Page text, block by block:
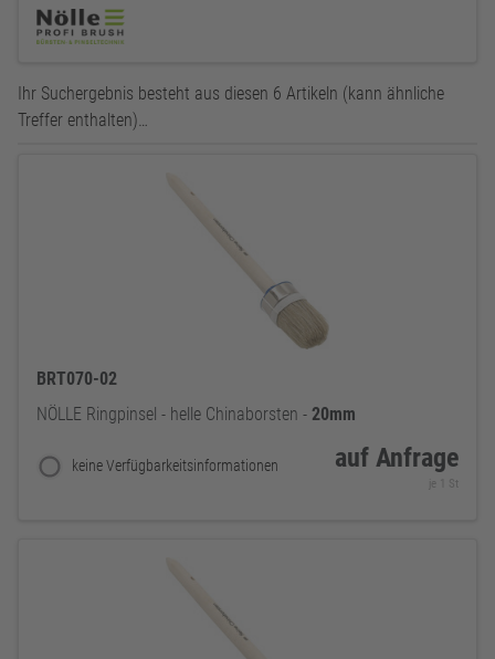
Ihr Suchergebnis besteht aus diesen 6 Artikeln (kann ähnliche
Treffer enthalten)…
BRT070-02
NÖLLE Ringpinsel - helle Chinaborsten - 20mm
keine Verfügbarkeitsinformationen auf Anfrage
je 1 St